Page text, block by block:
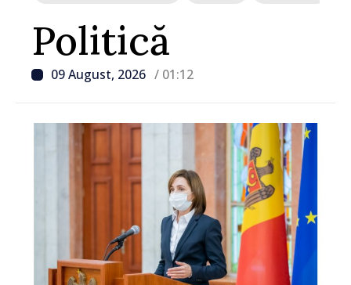
Politică
09 August, 2026 / 01:12